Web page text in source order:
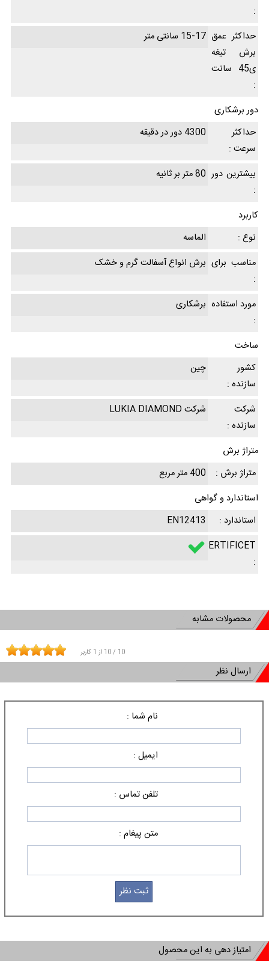
:
حداکثر عمق
برش تیغه
ی45 سانت
:
15-17 سانتی متر
دور برشکاری
حداکثر
سرعت :
4300 دور در دقیقه
بیشترین دور
:
80 متر بر ثانیه
کاربرد
نوع :
الماسه
مناسب برای
:
برش انواع آسفالت گرم و خشک
مورد استفاده
:
برشکاری
ساخت
کشور
سازنده :
چین
شرکت
سازنده :
شرکت LUKIA DIAMOND
متراژ برش
متراژ برش :
400 متر مربع
استاندارد و گواهی
استاندارد :
EN12413
CERTIFICET
:
محصولات مشابه
10 / 10 از 1 کاربر
ارسال نظر
نام شما :
ایمیل :
تلفن تماس :
متن پیغام :
امتیاز دهی به این محصول